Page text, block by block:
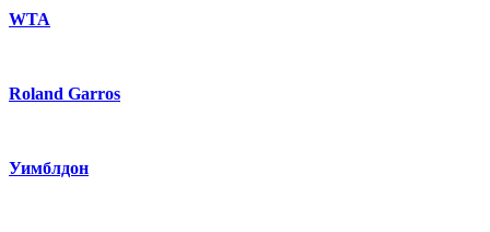
WTA
Roland Garros
Уимблдон